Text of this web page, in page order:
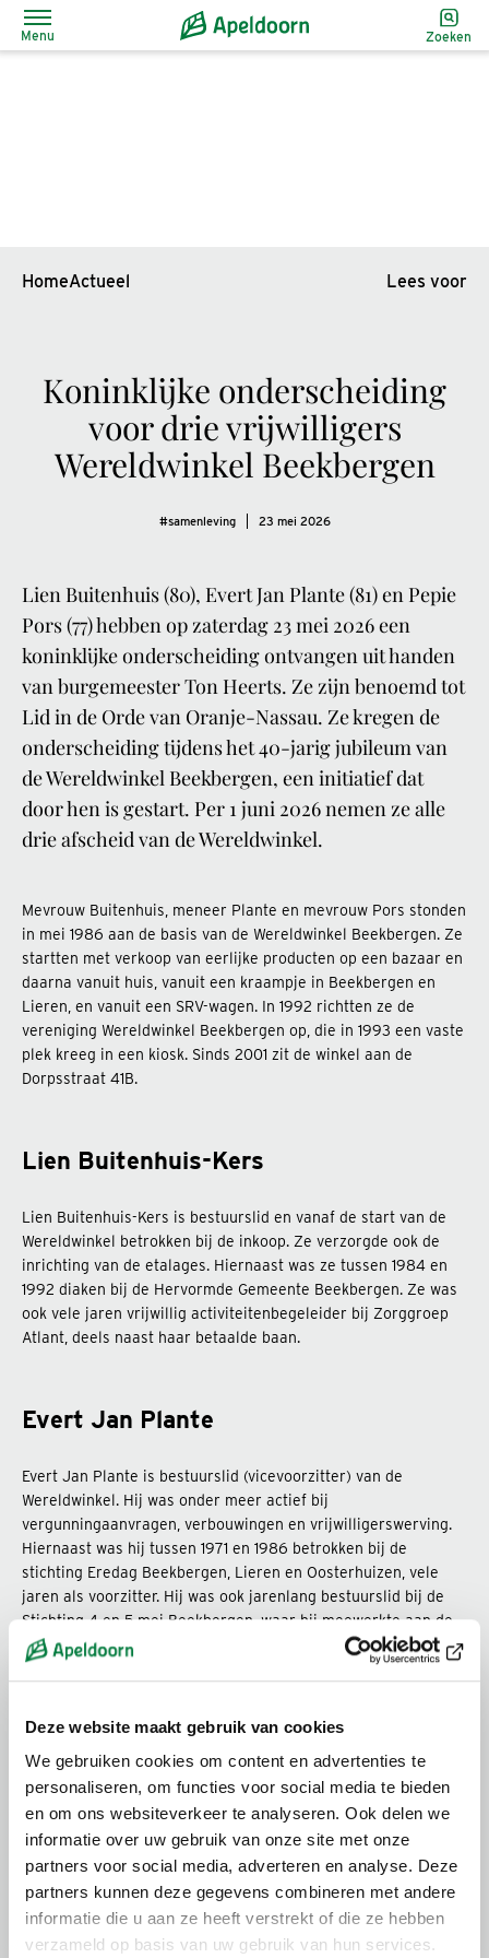
Deze website maakt gebruik van cookies
We gebruiken cookies om content en advertenties te
personaliseren, om functies voor social media te bieden
en om ons websiteverkeer te analyseren. Ook delen we
informatie over uw gebruik van onze site met onze
partners voor social media, adverteren en analyse. Deze
partners kunnen deze gegevens combineren met andere
informatie die u aan ze heeft verstrekt of die ze hebben
verzameld op basis van uw gebruik van hun services.
Menu Zoeken
HomeActueel Lees voor
Koninklijke onderscheiding
voor drie vrijwilligers
Wereldwinkel Beekbergen
#samenleving 23 mei 2026
Lien Buitenhuis (80), Evert Jan Plante (81) en Pepie
Pors (77) hebben op zaterdag 23 mei 2026 een
koninklijke onderscheiding ontvangen uit handen
van burgemeester Ton Heerts. Ze zijn benoemd tot
Lid in de Orde van Oranje-Nassau. Ze kregen de
onderscheiding tijdens het 40-jarig jubileum van
de Wereldwinkel Beekbergen, een initiatief dat
door hen is gestart. Per 1 juni 2026 nemen ze alle
drie afscheid van de Wereldwinkel.
Mevrouw Buitenhuis, meneer Plante en mevrouw Pors stonden
in mei 1986 aan de basis van de Wereldwinkel Beekbergen. Ze
startten met verkoop van eerlijke producten op een bazaar en
daarna vanuit huis, vanuit een kraampje in Beekbergen en
Lieren, en vanuit een SRV-wagen. In 1992 richtten ze de
vereniging Wereldwinkel Beekbergen op, die in 1993 een vaste
plek kreeg in een kiosk. Sinds 2001 zit de winkel aan de
Dorpsstraat 41B.
Lien Buitenhuis-Kers
Lien Buitenhuis-Kers is bestuurslid en vanaf de start van de
Wereldwinkel betrokken bij de inkoop. Ze verzorgde ook de
inrichting van de etalages. Hiernaast was ze tussen 1984 en
1992 diaken bij de Hervormde Gemeente Beekbergen. Ze was
ook vele jaren vrijwillig activiteitenbegeleider bij Zorggroep
Atlant, deels naast haar betaalde baan.
Evert Jan Plante
Evert Jan Plante is bestuurslid (vicevoorzitter) van de
Wereldwinkel. Hij was onder meer actief bij
vergunningaanvragen, verbouwingen en vrijwilligerswerving.
Hiernaast was hij tussen 1971 en 1986 betrokken bij de
stichting Eredag Beekbergen, Lieren en Oosterhuizen, vele
jaren als voorzitter. Hij was ook jarenlang bestuurslid bij de
Stichting 4 en 5 mei Beekbergen, waar hij meewerkte aan de
organisatie van herdenkingen. Verder zette hij zich vele jaren
in voor de Hervormde Gemeente Beekbergen, onder meer als
Pepie Pors-Eikendal
Pepie Pors-Eikendal was tot 1997 bestuurslid van de
administratieve taken op zich. Daarnaast was ze jarenlang
actief in de winkel. In de jaren 80 was ze ook diaken van de
Hervormde Gemeente Beekbergen en lid van de
oudercommissie van de Prinses Julianaschool in Lieren.